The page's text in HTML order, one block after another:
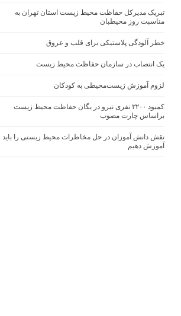
تبریک مدیرکل حفاظت محیط زیست استان تهران به
مناسبت روز محیطبان
خطر آلودگی پلاستیکی برای قلب و عروق
یک انتصاب در سازمان حفاظت محیط زیست
لزوم آموزش زیست‌محیطی به کودکان
کمبود ۳۲۰۰ نفری نیرو در یگان حفاظت محیط زیست
براساس چارت مصوب
نقش دانش آموزان در حل مخاطرات محیط‌ زیستی را باید
آموزش دهیم